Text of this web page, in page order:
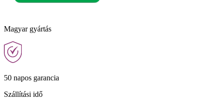
Magyar gyártás
50 napos garancia
Szállítási idő